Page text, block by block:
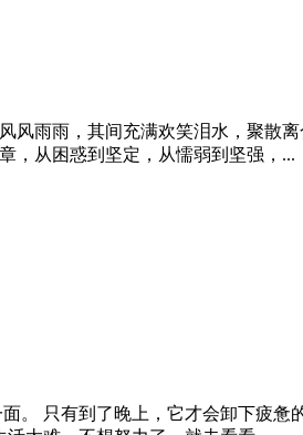
雨雨，其间充满欢笑泪水，聚散
，从困惑到坚定，从懦弱到坚强，...
。 只有到了晚上，它才会卸下疲